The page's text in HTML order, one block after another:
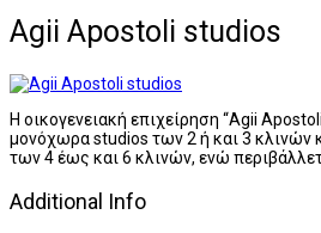
Agii Apostoli studios
Η οικογενειακή επιχείρηση “Agii
μονόχωρα studios των 2 ή και 3 κλινών
των 4 έως και 6 κλινών, ενώ
Additional Info